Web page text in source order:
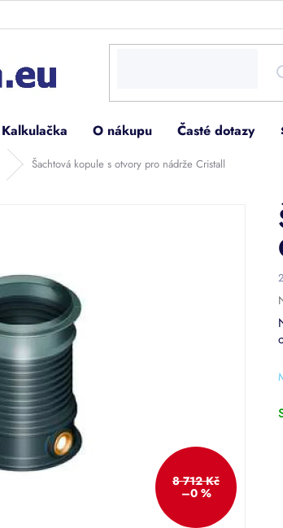
Kalkulačka O nákupu Časté dotazy
Šachtová kopule s otvory pro nádrže Cristall
8 712 Kč
–0 %
z